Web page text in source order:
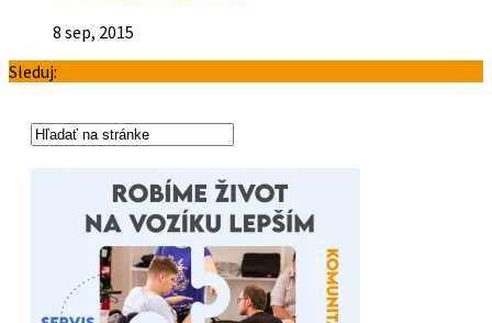
8 sep, 2015
Sleduj: